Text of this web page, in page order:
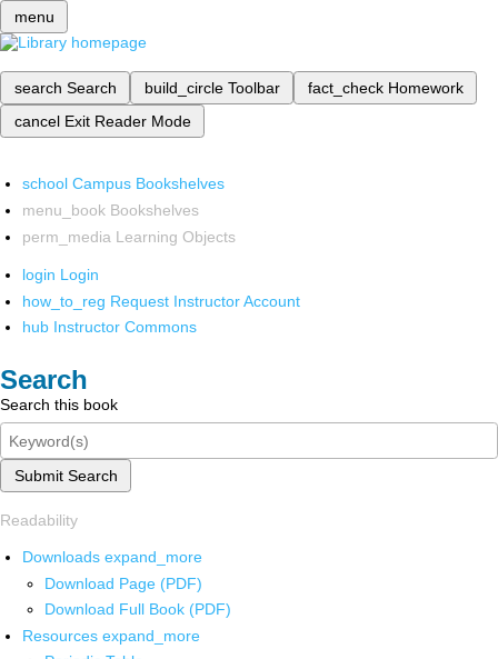
menu
search Search build_circle Toolbar fact_check Homework
cancel Exit Reader Mode
school Campus Bookshelves
menu_book Bookshelves
perm_media Learning Objects
login Login
how_to_reg Request Instructor Account
hub Instructor Commons
Search
Search this book
Submit Search
Readability
Downloads expand_more
Download Page (PDF)
Download Full Book (PDF)
Resources expand_more